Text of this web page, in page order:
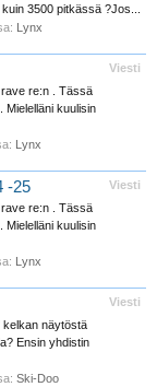
3500 pitkässä ?Jos...
Lynx
Viesti
re:n . Tässä
Mielelläni kuulisin
Lynx
Viesti
-25
re:n . Tässä
Mielelläni kuulisin
Lynx
Viesti
kelkan näytöstä
Ensin yhdistin
Ski-Doo